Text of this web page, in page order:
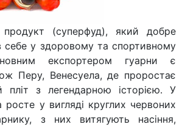
продукт (суперфуд), який добре
себе у здоровому та спортивному
експортером гуарни є
Перу, Венесуела, де проростає
пліт з легендарною історією. У
росте у вигляді круглих червоних
з них витягують насіння,